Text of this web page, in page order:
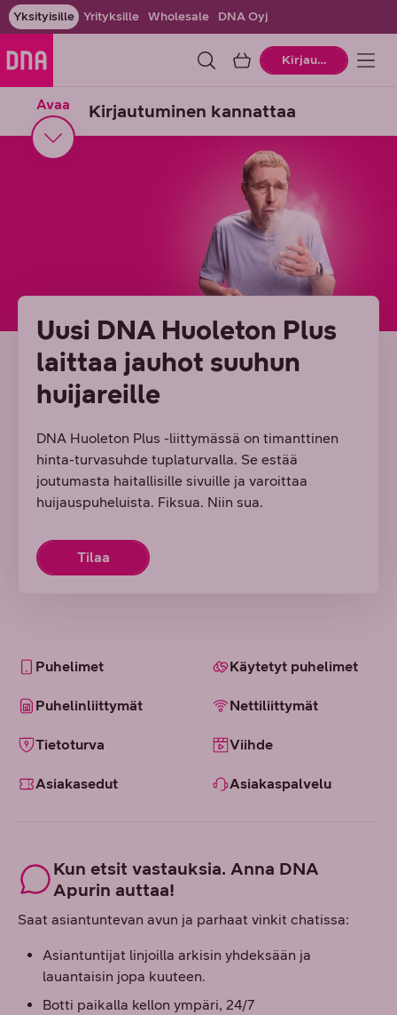
Yksityisille Yrityksille Wholesale DNA Oyj
OstoskoriKirjaudu
Avaa Kirjautuminen kannattaa
Uusi DNA Huoleton Plus
laittaa jauhot suuhun
huijareille
DNA Huoleton Plus -liittymässä on timanttinen
hinta-turvasuhde tuplaturvalla. Se estää
joutumasta haitallisille sivuille ja varoittaa
huijauspuheluista. Fiksua. Niin sua.
Tilaa
Puhelimet Käytetyt puhelimet
Puhelinliittymät Nettiliittymät
Tietoturva Viihde
Asiakasedut Asiakaspalvelu
Kun etsit vastauksia. Anna DNA
Apurin auttaa!
Saat asiantuntevan avun ja parhaat vinkit chatissa:
Asiantuntijat linjoilla arkisin yhdeksään ja
lauantaisin jopa kuuteen.
Botti paikalla kellon ympäri, 24/7